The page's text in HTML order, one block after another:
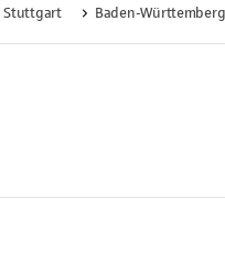
Stuttgart Baden-